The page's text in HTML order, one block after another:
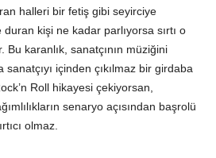
halleri bir fetiş gibi seyirciye
kişi ne kadar parlıyorsa sırtı o
Bu karanlık, sanatçının müziğini
içinden çıkılmaz bir girdaba
Roll hikayesi çekiyorsan,
senaryo açısından başrolü
olmaz.